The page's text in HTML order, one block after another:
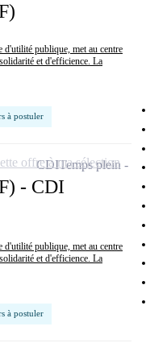
publique, met au centre
et d'efficience. La
à postuler
- CDI
publique, met au centre
et d'efficience. La
à postuler
CDITemps plein
offre à ma sélection